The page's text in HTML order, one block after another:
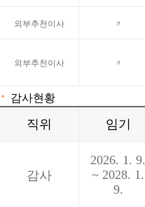
외부추천이사 〃
외부추천이사 〃
· 감사현황
직위 임기
감사
2026. 1. 9.
~ 2028. 1.
9.